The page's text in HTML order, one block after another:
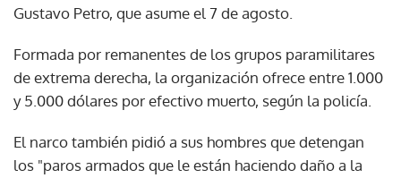
Gustavo Petro, que asume el 7 de agosto.
Formada por remanentes de los grupos paramilitares
de extrema derecha, la organización ofrece entre 1.000
y 5.000 dólares por efectivo muerto, según la policía.
El narco también pidió a sus hombres que detengan
los "paros armados que le están haciendo daño a la